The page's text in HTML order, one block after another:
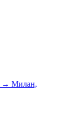
→ Милан,